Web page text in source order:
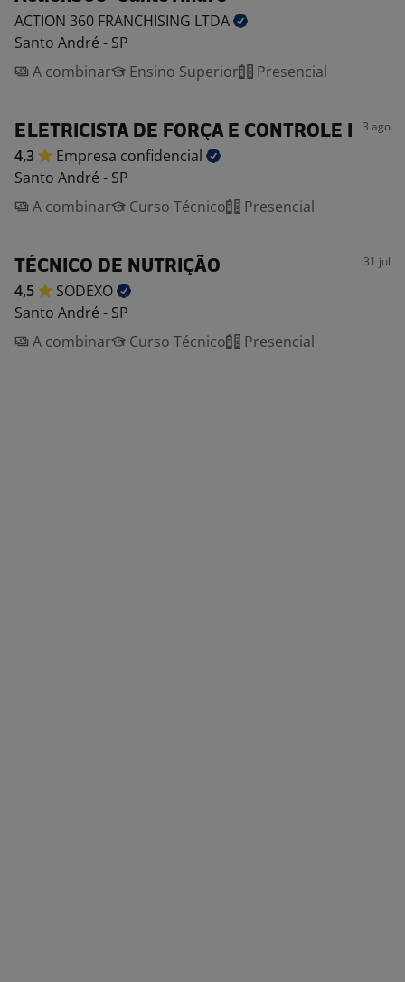
ACTION 360 FRANCHISING LTDA
Santo André - SP
A combinar
Ensino Superior Presencial
ELETRICISTA DE FORÇA E CONTROLE I 3 ago
4,3 Empresa confidencial
Santo André - SP
A combinar
Curso Técnico Presencial
TÉCNICO DE NUTRIÇÃO 31 jul
4,5
SODEXO
Santo André - SP
A combinar
Curso Técnico Presencial